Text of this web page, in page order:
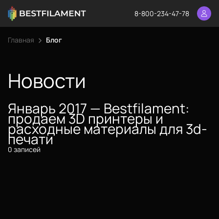
8-800-234-47-78
Главная Блог
Новости
Январь 2017 — Bestfilament:
продаем 3D принтеры и
расходные материалы для 3d-
печати
0 записей
О нас
Филиалы
Сертификаты